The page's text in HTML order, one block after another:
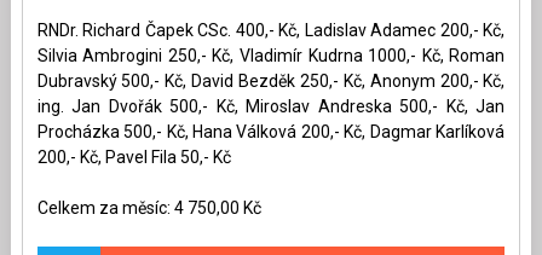
RNDr. Richard Čapek CSc. 400,- Kč, Ladislav Adamec 200,- Kč,
Silvia Ambrogini 250,- Kč, Vladimír Kudrna 1000,- Kč, Roman
Dubravský 500,- Kč, David Bezděk 250,- Kč, Anonym 200,- Kč,
ing. Jan Dvořák 500,- Kč, Miroslav Andreska 500,- Kč, Jan
Procházka 500,- Kč, Hana Válková 200,- Kč, Dagmar Karlíková
200,- Kč, Pavel Fila 50,- Kč
Celkem za měsíc: 4 750,00 Kč